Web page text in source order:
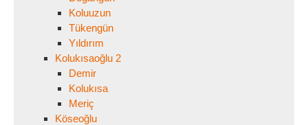
Koluuzun
Tükengün
Yıldırım
Kolukısaoğlu 2
Demir
Kolukısa
Meriç
Köseoğlu